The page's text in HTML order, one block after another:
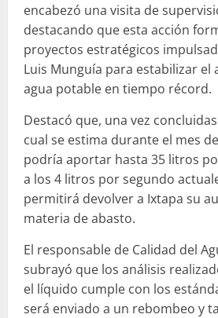
encabezó una visita de
destacando que esta acción
proyectos estratégicos
Luis Munguía para estabilizar el
agua potable en tiempo récord.
Destacó que, una vez
cual se estima durante el mes
podría aportar hasta 35 litros
a los 4 litros por segundo
permitirá devolver a Ixtapa su
materia de abasto.
El responsable de Calidad del
subrayó que los análisis
el líquido cumple con los
será enviado a un rebombeo y